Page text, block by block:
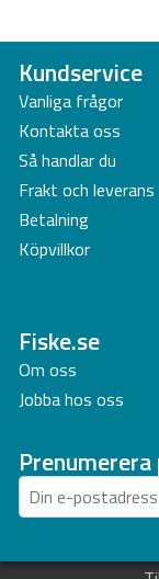
Kundservice
Vanliga frågor
Kontakta oss
Så handlar du
Frakt och leverans
Betalning
Köpvillkor
Fiske.se
Om oss
Jobba hos oss